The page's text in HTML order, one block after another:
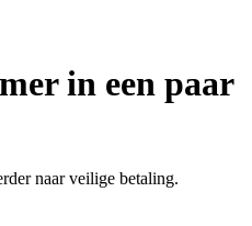
in een paar
naar veilige betaling.